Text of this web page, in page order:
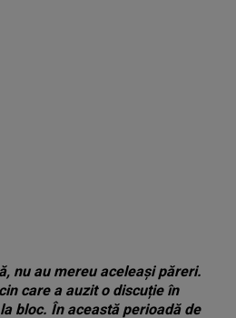
nu au mereu aceleași păreri.
care a auzit o discuție în
bloc. În această perioadă de